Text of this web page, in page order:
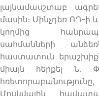
լայնամասշտաբ
մասին։ Մինչդեռ ՌԴ-
կողմից
սահմանների
հաստատուն
միայն հերքել Ն.
Մոսկվային